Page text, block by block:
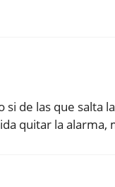
de las que salta
quitar la alarma,